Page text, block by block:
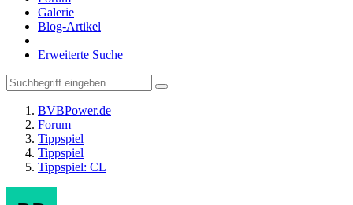
Galerie
Blog-Artikel
Erweiterte Suche
BVBPower.de
Forum
Tippspiel
Tippspiel
Tippspiel: CL